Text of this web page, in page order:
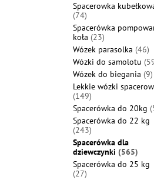
Spacerowka
(74)
Spacerówka
koła (23)
Wózek parasolka (46)
Wózki do samolotu
Wózek do biegania (9)
Lekkie wózki
(149)
Spacerówka do 20kg
Spacerówka do 22 kg
(243)
Spacerówka dla
dziewczynki (565)
Spacerówka do 25 kg
(27)